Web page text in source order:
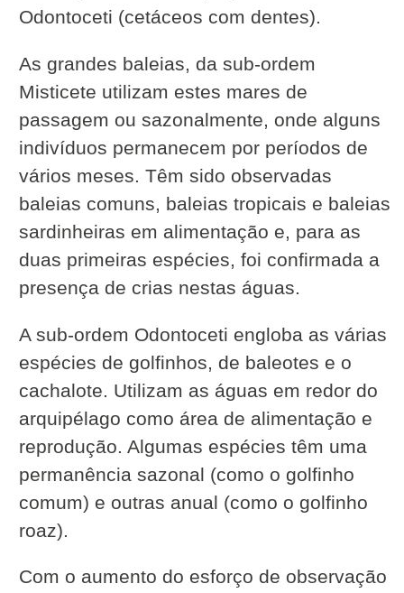
Odontoceti (cetáceos com dentes).
As grandes baleias, da sub-ordem
Misticete utilizam estes mares de
passagem ou sazonalmente, onde alguns
indivíduos permanecem por períodos de
vários meses. Têm sido observadas
baleias comuns, baleias tropicais e baleias
sardinheiras em alimentação e, para as
duas primeiras espécies, foi confirmada a
presença de crias nestas águas.
A sub-ordem Odontoceti engloba as várias
espécies de golfinhos, de baleotes e o
cachalote. Utilizam as águas em redor do
arquipélago como área de alimentação e
reprodução. Algumas espécies têm uma
permanência sazonal (como o golfinho
comum) e outras anual (como o golfinho
roaz).
Com o aumento do esforço de observação